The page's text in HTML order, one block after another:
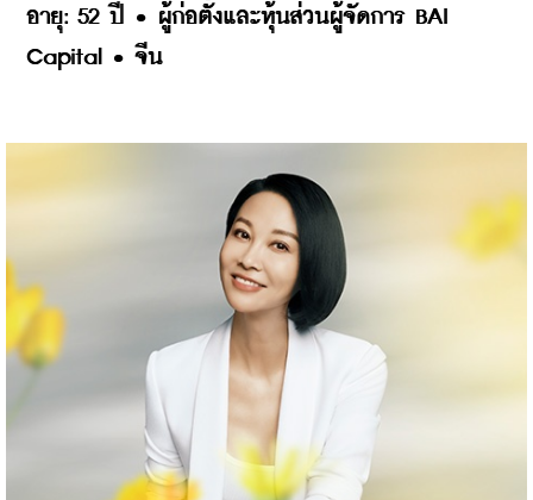
อายุ: 52 ปี • ผู้ก่อตั้งและหุ้นส่วนผู้จัดการ BAI
Capital • จีน